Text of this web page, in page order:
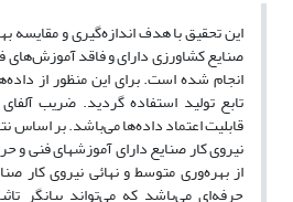
این تحقیق با هدف اندازه‌گیری و مقایسه
صنایع کشاورزی دارای و فاقد آموزش‌های
انجام شده است. برای این منظور از
قابلیت اعتماد داده‌ها می‌باشد. بر اساس
نیروی کار صنایع دارای آموزشهای فنی و
از بهره‌وری متوسط و نهائی نیروی کار
حرفه‌ای می‌باشد که می‌تواند بیانگر